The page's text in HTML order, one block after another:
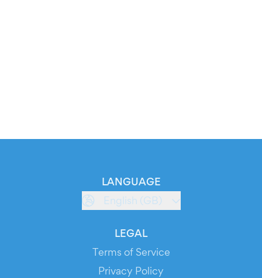
LANGUAGE
English (GB)
LEGAL
Terms of Service
Privacy Policy